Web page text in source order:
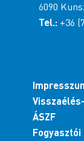
6090
Tel.: +36
ÁSZF